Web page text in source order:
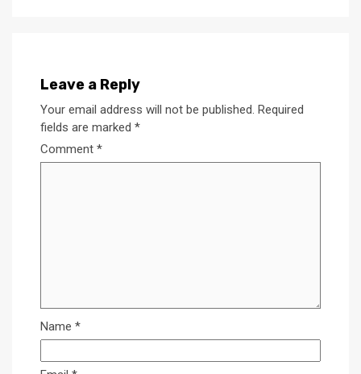
Leave a Reply
Your email address will not be published. Required
fields are marked *
Comment *
Name *